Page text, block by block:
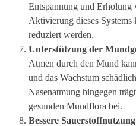
Entspannung und
Aktivierung dieses Systems
reduziert werden.
Unterstützung der
Atmen durch den Mund
und das Wachstum
Nasenatmung hingegen
gesunden Mundflora bei.
Bessere